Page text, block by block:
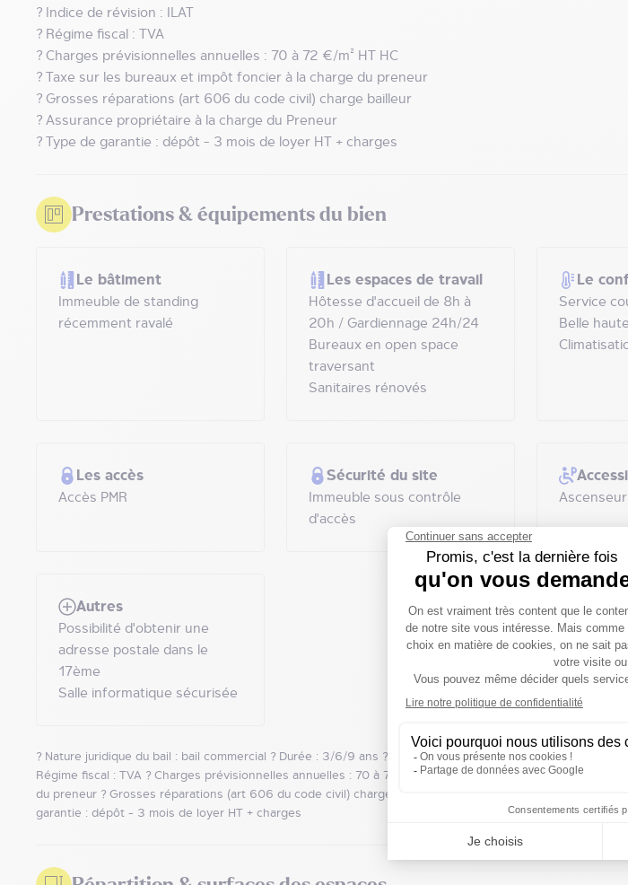
? Indice de révision : ILAT
? Régime fiscal : TVA
? Charges prévisionnelles annuelles : 70 à 72 €/m² HT HC
? Taxe sur les bureaux et impôt foncier à la charge du preneur
? Grosses réparations (art 606 du code civil) charge bailleur
? Assurance propriétaire à la charge du Preneur
? Type de garantie : dépôt - 3 mois de loyer HT + charges
Prestations & équipements du bien
Le bâtiment
Immeuble de standing
récemment ravalé
Les espaces de travail
Hôtesse d'accueil de 8h à
20h / Gardiennage 24h/24
Bureaux en open space
traversant
Sanitaires rénovés
Le
Service
Belle
Les accès
Accès PMR
Sécurité du site
Immeuble sous contrôle
d'accès
Autres
Possibilité d'obtenir une
adresse postale dans le
17ème
Salle informatique sécurisée
? Nature juridique du bail : bail commercial ? Durée : 3/6/9 ans ? Modalités de résiliation : triennale ? Indice
Régime fiscal : TVA ? Charges prévisionnelles annuelles : 70 à 72 €/m² HT HC ? Taxe sur les bureaux et
du preneur ? Grosses réparations (art 606 du code civil) charge bailleur ? Assurance propriétaire à la
garantie : dépôt - 3 mois de loyer HT + charges